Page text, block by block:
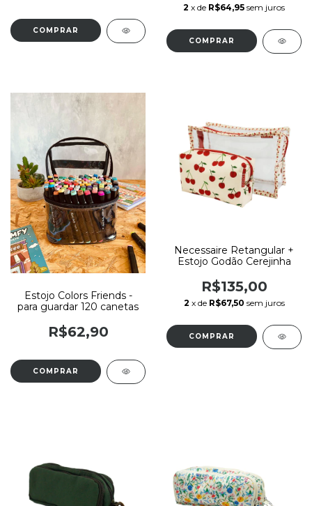
2 x de R$64,95 sem juros
Estojo Colors Friends -
para guardar 120 canetas
R$62,90
Necessaire Retangular +
Estojo Godão Cerejinha
R$135,00
2 x de R$67,50 sem juros